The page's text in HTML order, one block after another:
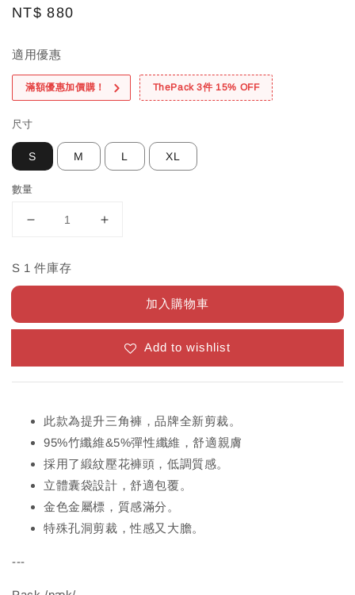
Regular
NT$ 880
適用優惠
滿額優惠加價購！ ThePack 3件 15% OFF
尺寸
S M L XL
數量
S 1 件庫存
加入購物車
Add to wishlist
此款為提升三角褲，品牌全新剪裁。
95%竹纖維&5%彈性纖維，舒適親膚
採用了緞紋壓花褲頭，低調質感。
立體囊袋設計，舒適包覆。
金色金屬標，質感滿分。
特殊孔洞剪裁，性感又大膽。
---